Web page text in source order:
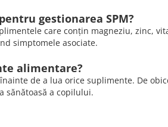
gestionarea SPM?
care conțin magneziu, zinc,
simptomele asociate.
alimentare?
de a lua orice suplimente. De
sănătoasă a copilului.